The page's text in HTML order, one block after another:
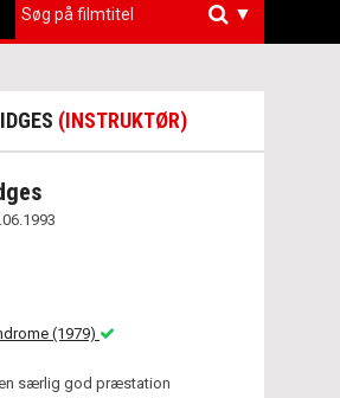
▼
(INSTRUKTØR)
(1979)
særlig god præstation